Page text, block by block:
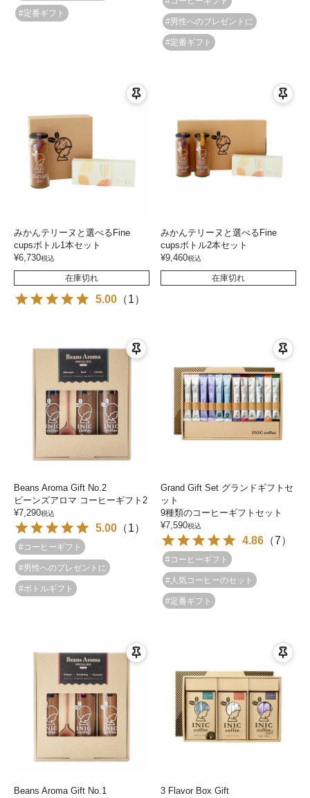
#定番ギフト
#男性へのプレゼントに
#定番ギフト
みかんテリーヌと選べるFine
cupsボトル1本セット
¥6,730税込
在庫切れ
5.00 （1）
みかんテリーヌと選べるFine
cupsボトル2本セット
¥9,460税込
在庫切れ
Beans Aroma Gift No.2
ビーンズアロマ コーヒーギフト2
¥7,290税込
5.00 （1）
#コーヒーギフト
#男性へのプレゼントに
#ボトルギフト
Grand Gift Set グランドギフトセ
ット
9種類のコーヒーギフトセット
¥7,590税込
4.86 （7）
#コーヒーギフト
#人気コーヒーのセット
#定番ギフト
Beans Aroma Gift No.1
3 Flavor Box Gift